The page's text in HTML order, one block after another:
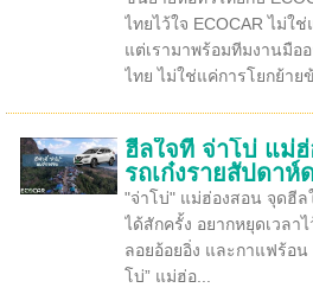
ไทยไว้ใจ ECOCAR ไม่ใ
แต่เรามาพร้อมทีมงานมือ
ไทย ไม่ใช่แค่การโยกย้ายข้
ฮีลใจที่ จ่าโบ่ แม่
รถเก๋งรายสัปดาห์
"จ่าโบ่" แม่ฮ่องสอน จุดฮีล
ได้สักครั้ง อยากหยุดเวลา
ลอยอ้อยอิ่ง และกาแฟร้อ
โบ่” แม่ฮ่อ...